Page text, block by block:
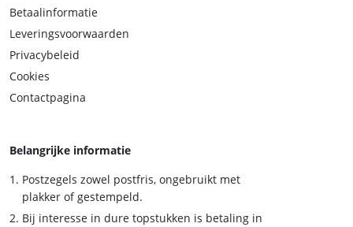
Betaalinformatie
Leveringsvoorwaarden
Privacybeleid
Cookies
Contactpagina
Belangrijke informatie
Postzegels zowel postfris, ongebruikt met
plakker of gestempeld.
Bij interesse in dure topstukken is betaling in